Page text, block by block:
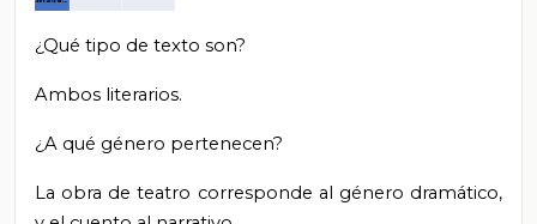
¿Qué tipo de texto son?
Ambos literarios.
¿A qué género pertenecen?
La obra de teatro corresponde al género dramático,